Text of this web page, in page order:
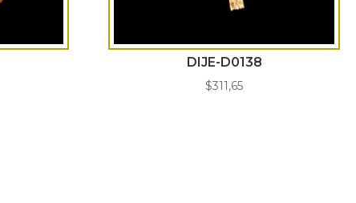
DIJE-D0138
$311,65